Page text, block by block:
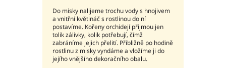
Do misky nalijeme trochu vody s hnojivem
a vnitřní květináč s rostlinou do ní
postavíme. Kořeny orchidejí přijmou jen
tolik zálivky, kolik potřebují, čímž
zabráníme jejich přelití. Přibližně po hodině
rostlinu z misky vyndáme a vložíme ji do
jejího vnějšího dekoračního obalu.